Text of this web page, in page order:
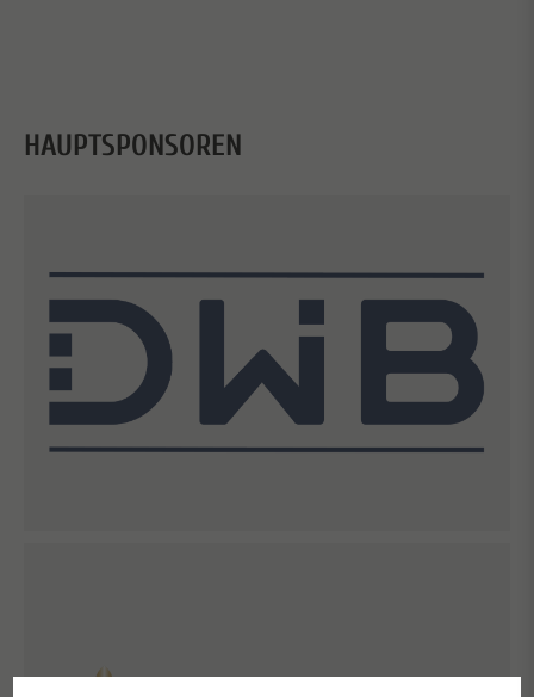
HAUPTSPONSOREN